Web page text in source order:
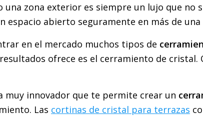
una zona exterior es siempre un lujo que no
espacio abierto seguramente en más de
en el mercado muchos tipos de
ofrece es el cerramiento de
muy innovador que te permite crear un
Las cortinas de cristal para terrazas